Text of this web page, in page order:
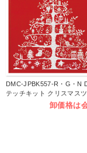
DMC-JPBK557-R・G・N
テッチキット クリスマス
卸価格は